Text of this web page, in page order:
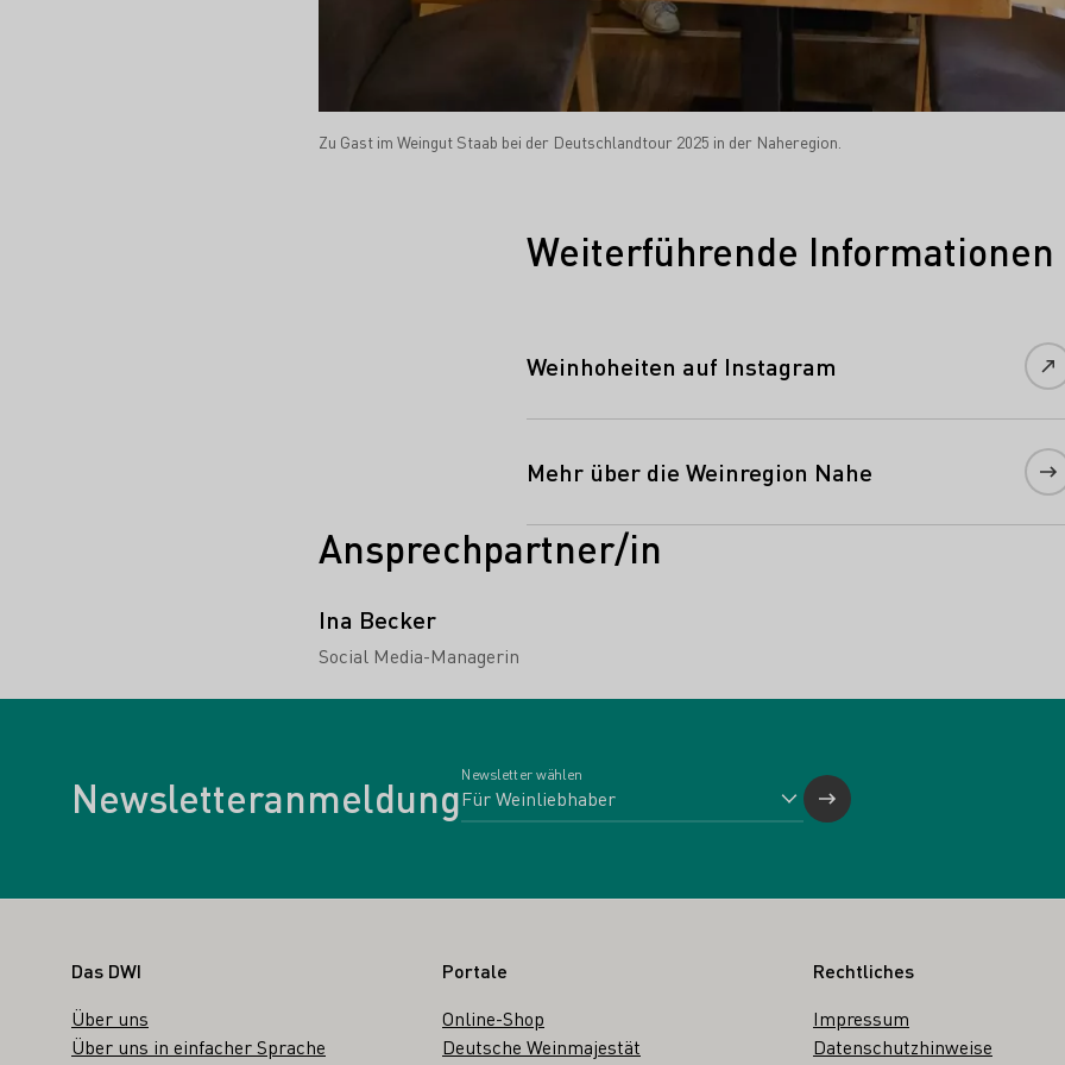
Zu Gast im Weingut Staab bei der Deutschlandtour 2025 in der Naheregion.
Weiterführende Informationen
Weinhoheiten auf Instagram
Mehr über die Weinregion Nahe
Ansprechpartner/in
Ina Becker
Social Media-Managerin
Newsletteranmeldung
Newsletter wählen
Fußbereich
Das DWI
Über uns
Über uns in einfacher Sprache
Portale
Online-Shop
Deutsche Weinmajestät
Rechtliches
Impressum
Datenschutzhinweise